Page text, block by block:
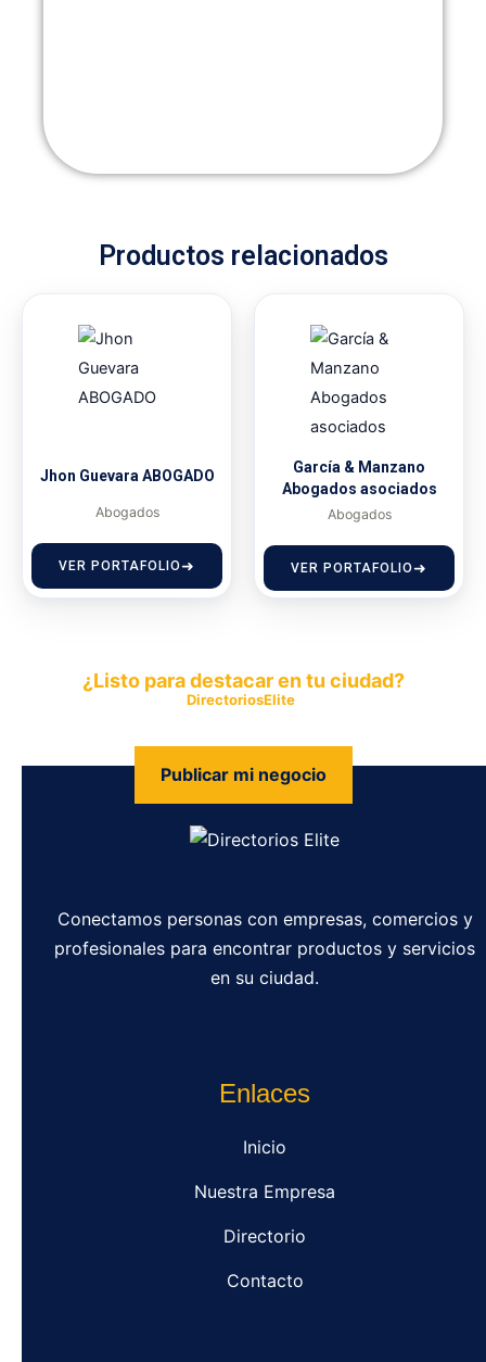
Productos relacionados
Jhon Guevara ABOGADO
Abogados
VER PORTAFOLIO
García & Manzano
Abogados asociados
Abogados
VER PORTAFOLIO
¿Listo para destacar en tu ciudad?
DirectoriosElite
Publicar mi negocio
Conectamos personas con empresas, comercios y
profesionales para encontrar productos y servicios
en su ciudad.
Enlaces
Inicio
Nuestra Empresa
Directorio
Contacto